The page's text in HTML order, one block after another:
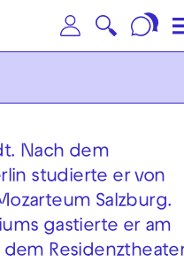
Zum
Nach dem
studierte er von
Salzburg.
gastierte er am
dem